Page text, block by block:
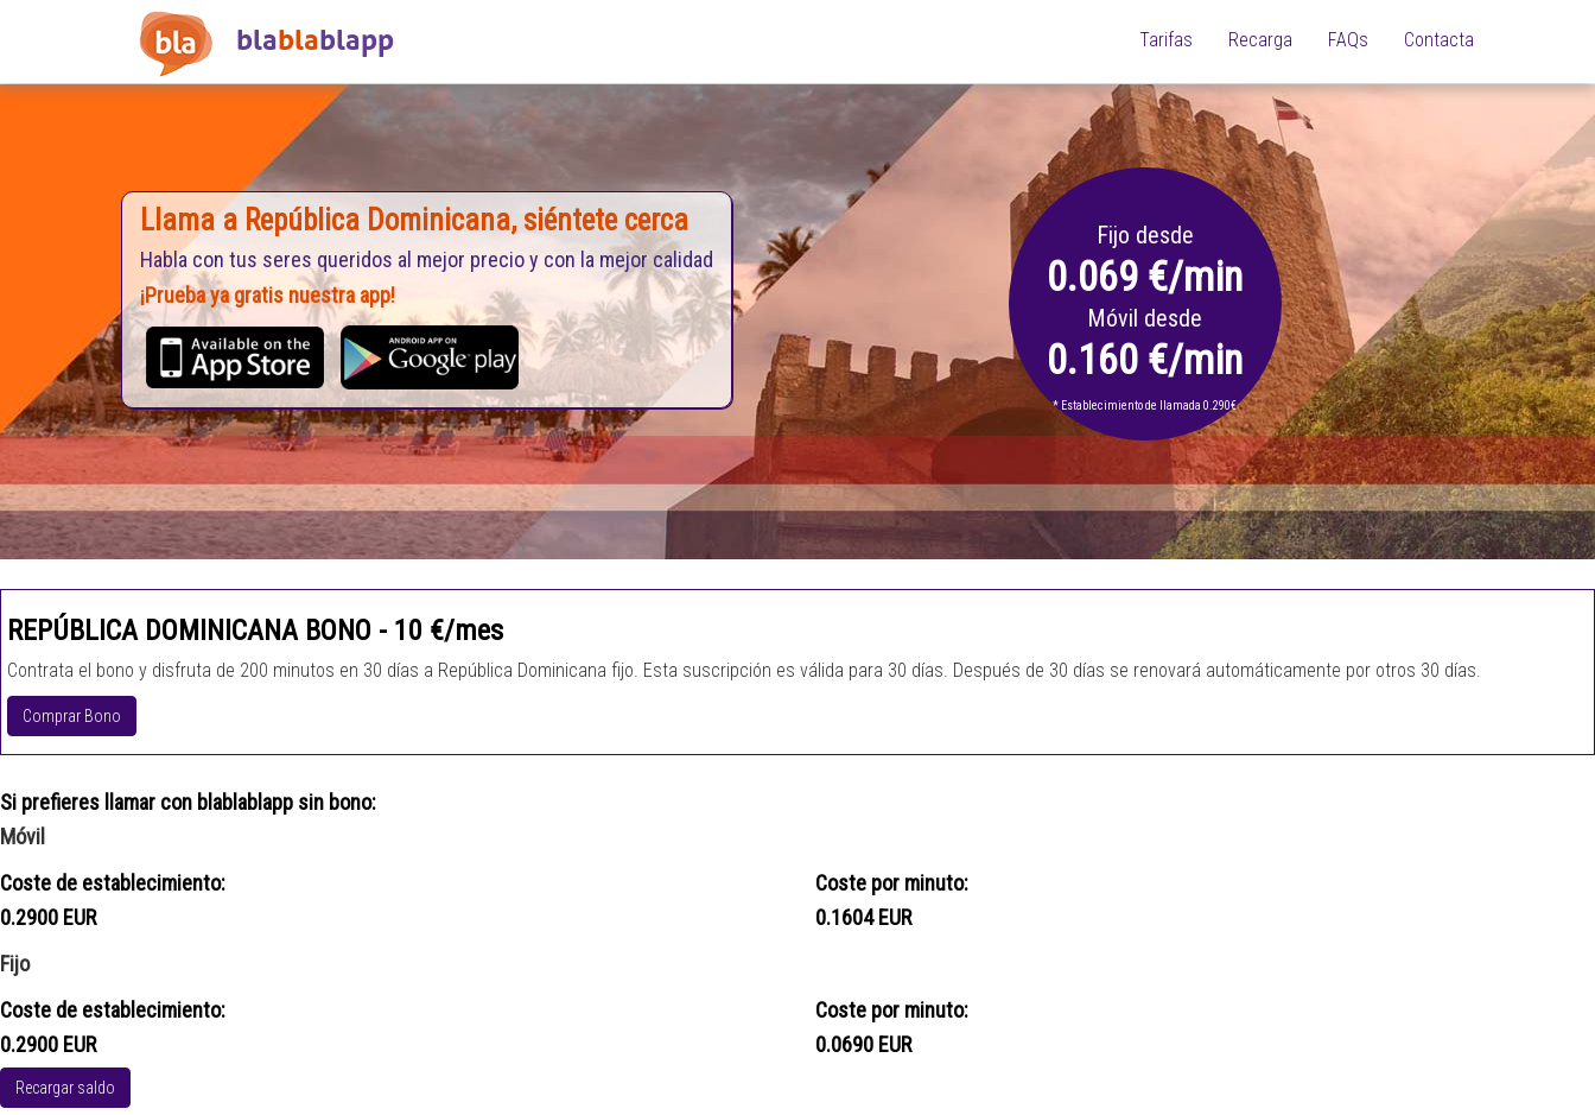
blablablapp Tarifas Recarga FAQs Contacta
Llama a República Dominicana, siéntete cerca
Habla con tus seres queridos al mejor precio y con la mejor calidad
¡Prueba ya gratis nuestra app!
Fijo desde
0.069 €/min
Móvil desde
0.160 €/min
* Establecimiento de llamada 0.290€
REPÚBLICA DOMINICANA BONO - 10 €/mes
Contrata el bono y disfruta de 200 minutos en 30 días a República Dominicana fijo. Esta suscripción es válida para 30 días. Después de 30 días se renovará automáticamente por otros 30 días.
Comprar Bono
Si prefieres llamar con blablablapp sin bono:
Móvil
Coste de establecimiento:
0.2900 EUR
Coste por minuto:
0.1604 EUR
Fijo
Coste de establecimiento:
0.2900 EUR
Coste por minuto:
0.0690 EUR
Recargar saldo